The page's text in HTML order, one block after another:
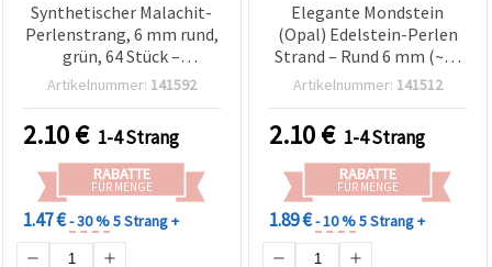
Synthetischer Malachit-
Perlenstrang, 6 mm rund,
grün, 64 Stück –
Schmuckherstellung &
Armbänder, Ketten, DIY
Artikelnummer: 141592
2.10€ 1-4 Strang
RABATTE
FÜR MENGE
1.47 €- 30 %5 Strang +
Elegante Mondstein
(Opal) Edelstein-Perlen
Strand – Rund 6 mm (~63
Stk.) für mystischen &
Bastelbedarf
Artikelnummer: 141512
2.10€ 1-4 Strang
RABATTE
FÜR MENGE
1.89 €- 10 %5 Strang +